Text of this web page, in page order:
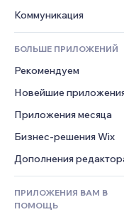
Списки сайтов
Эл. почта
Бухгалтерский учет
Купоны и лояльность
Складские услуги
Еда и напитки
Рестораны
Недвижимость
Онлайн-запись
Музыка
Подкасты
Фотография
Видео
PDF
Обмен файлами
Новости
Карты и навигация
Конфиденциальность и
безопасность
Часы
Баннеры и значки
Калькуляторы
Погода
Формы
Опросы
Чат
Комментарии
Телефон
Сообщество
Отзывы и комментарии
Управление
клиентом (CRM)
БОЛЬШЕ ПРИЛОЖЕНИЙ
Рекомендуем
Новейшие
Приложения месяца
Бизнес-решения Wix
Дополнения
ПРИЛОЖЕНИЯ ВАМ В
ПОМОЩЬ